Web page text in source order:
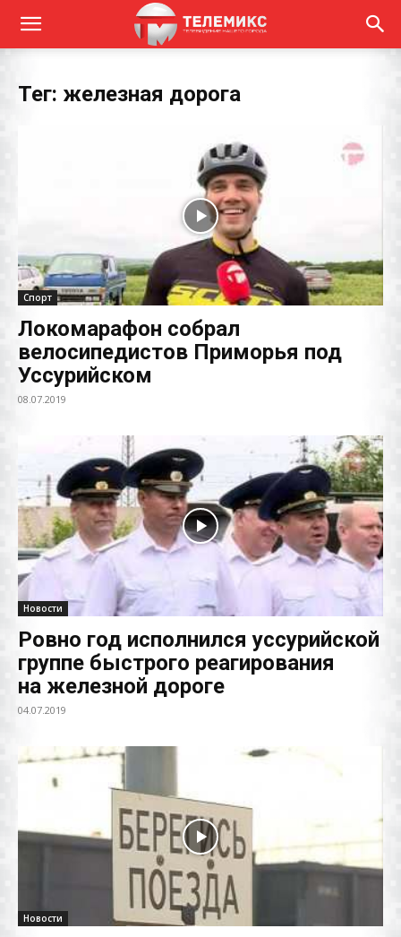
Тег: железная дорога
Спорт
Локомарафон собрал
велосипедистов Приморья под
Уссурийском
08.07.2019
Новости
Ровно год исполнился уссурийской
группе быстрого реагирования
на железной дороге
04.07.2019
Новости